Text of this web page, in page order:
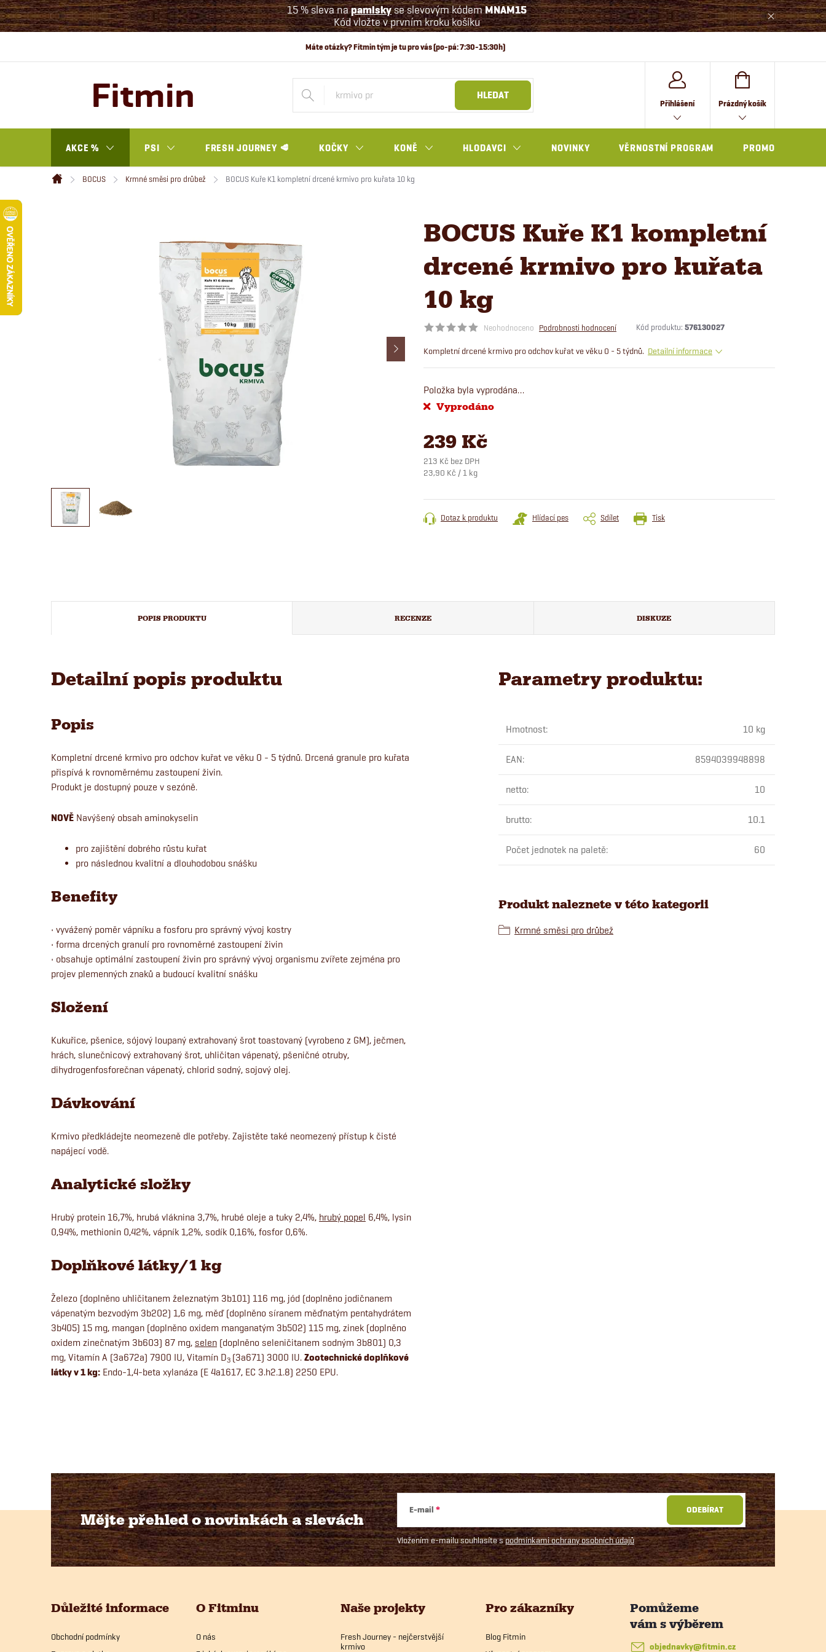
Přejít
na
obsah
15 % sleva napamlskyse slevovým kódemMNAM15
Kód vložte v prvním kroku košíku
HLEDAT
Přihlášení
NÁKUPNÍ
KOŠÍK
Prázdný košík
AKCE % PSI FRESH JOURNEY 🥩 KOČKY KONĚ HLODAVCI NOVINKY VĚRNOSTNÍ PROGRAM PROMO
Domů
BOCUS Krmné směsi pro drůbež BOCUS Kuře K1 kompletní drcené krmivo pro kuřata 10 kg
BOCUS Kuře K1 kompletní
drcené krmivo pro kuřata
10 kg
Neohodnoceno Podrobnosti hodnocení Kód produktu: 576130027
Kompletní drcené krmivo pro odchov kuřat ve věku 0 - 5 týdnů. Detailní informace
Položka byla vyprodána…
Vyprodáno
239 Kč
213 Kč bez DPH
Měrná
23,90 Kč / 1 kg
Tisk
Dotaz k produktu Hlídací pes Sdílet
POPIS PRODUKTU RECENZE DISKUZE
Detailní popis produktu
Popis
Kompletní drcené krmivo pro odchov kuřat ve věku 0 - 5 týdnů. Drcená granule pro kuřata
přispívá k rovnoměrnému zastoupení živin.
Produkt je dostupný pouze v sezóně.
NOVĚ Navýšený obsah aminokyselin
pro zajištění dobrého růstu kuřat
pro následnou kvalitní a dlouhodobou snášku
Benefity
• vyvážený poměr vápníku a fosforu pro správný vývoj kostry
• forma drcených granulí pro rovnoměrné zastoupení živin
• obsahuje optimální zastoupení živin pro správný vývoj organismu zvířete zejména pro
projev plemenných znaků a budoucí kvalitní snášku
Složení
Kukuřice, pšenice, sójový loupaný extrahovaný šrot toastovaný (vyrobeno z GM), ječmen,
hrách, slunečnicový extrahovaný šrot, uhličitan vápenatý, pšeničné otruby,
dihydrogenfosforečnan vápenatý, chlorid sodný, sojový olej.
Dávkování
Krmivo předkládejte neomezeně dle potřeby. Zajistěte také neomezený přístup k čisté
napájecí vodě.
Analytické složky
Hrubý protein 16,7%, hrubá vláknina 3,7%, hrubé oleje a tuky 2,4%, hrubý popel 6,4%, lysin
0,94%, methionin 0,42%, vápník 1,2%, sodík 0,16%, fosfor 0,6%.
Doplňkové látky/1 kg
Železo (doplněno uhličitanem železnatým 3b101) 116 mg, jód (doplněno jodičnanem
vápenatým bezvodým 3b202) 1,6 mg, měď (doplněno síranem měďnatým pentahydrátem
3b405) 15 mg, mangan (doplněno oxidem manganatým 3b502) 115 mg, zinek (doplněno
oxidem zinečnatým 3b603) 87 mg, selen (doplněno seleničitanem sodným 3b801) 0,3
mg, Vitamín A (3a672a) 7900 IU, Vitamín D3 (3a671) 3000 IU. Zootechnické doplňkové
látky v 1 kg: Endo-1,4-beta xylanáza (E 4a1617, EC 3.h2.1.8) 2250 EPU.
Parametry produktu:
Hmotnost: 10 kg
EAN: 8594039948898
netto: 10
brutto: 10.1
Počet jednotek na paletě: 60
Produkt naleznete v této kategorii
Krmné směsi pro drůbež
Mějte přehled o novinkácha slevách
E-mail
Vložením e-mailu souhlasíte spodmínkami ochrany osobních údajů
ODEBÍRAT
Důležité informace
Obchodní podmínky
O Fitminu
O nás
Naše projekty
Fresh Journey - nejčerstvější
krmivo
Pro zákazníky
Blog Fitmin
objednavky@fitmin.cz